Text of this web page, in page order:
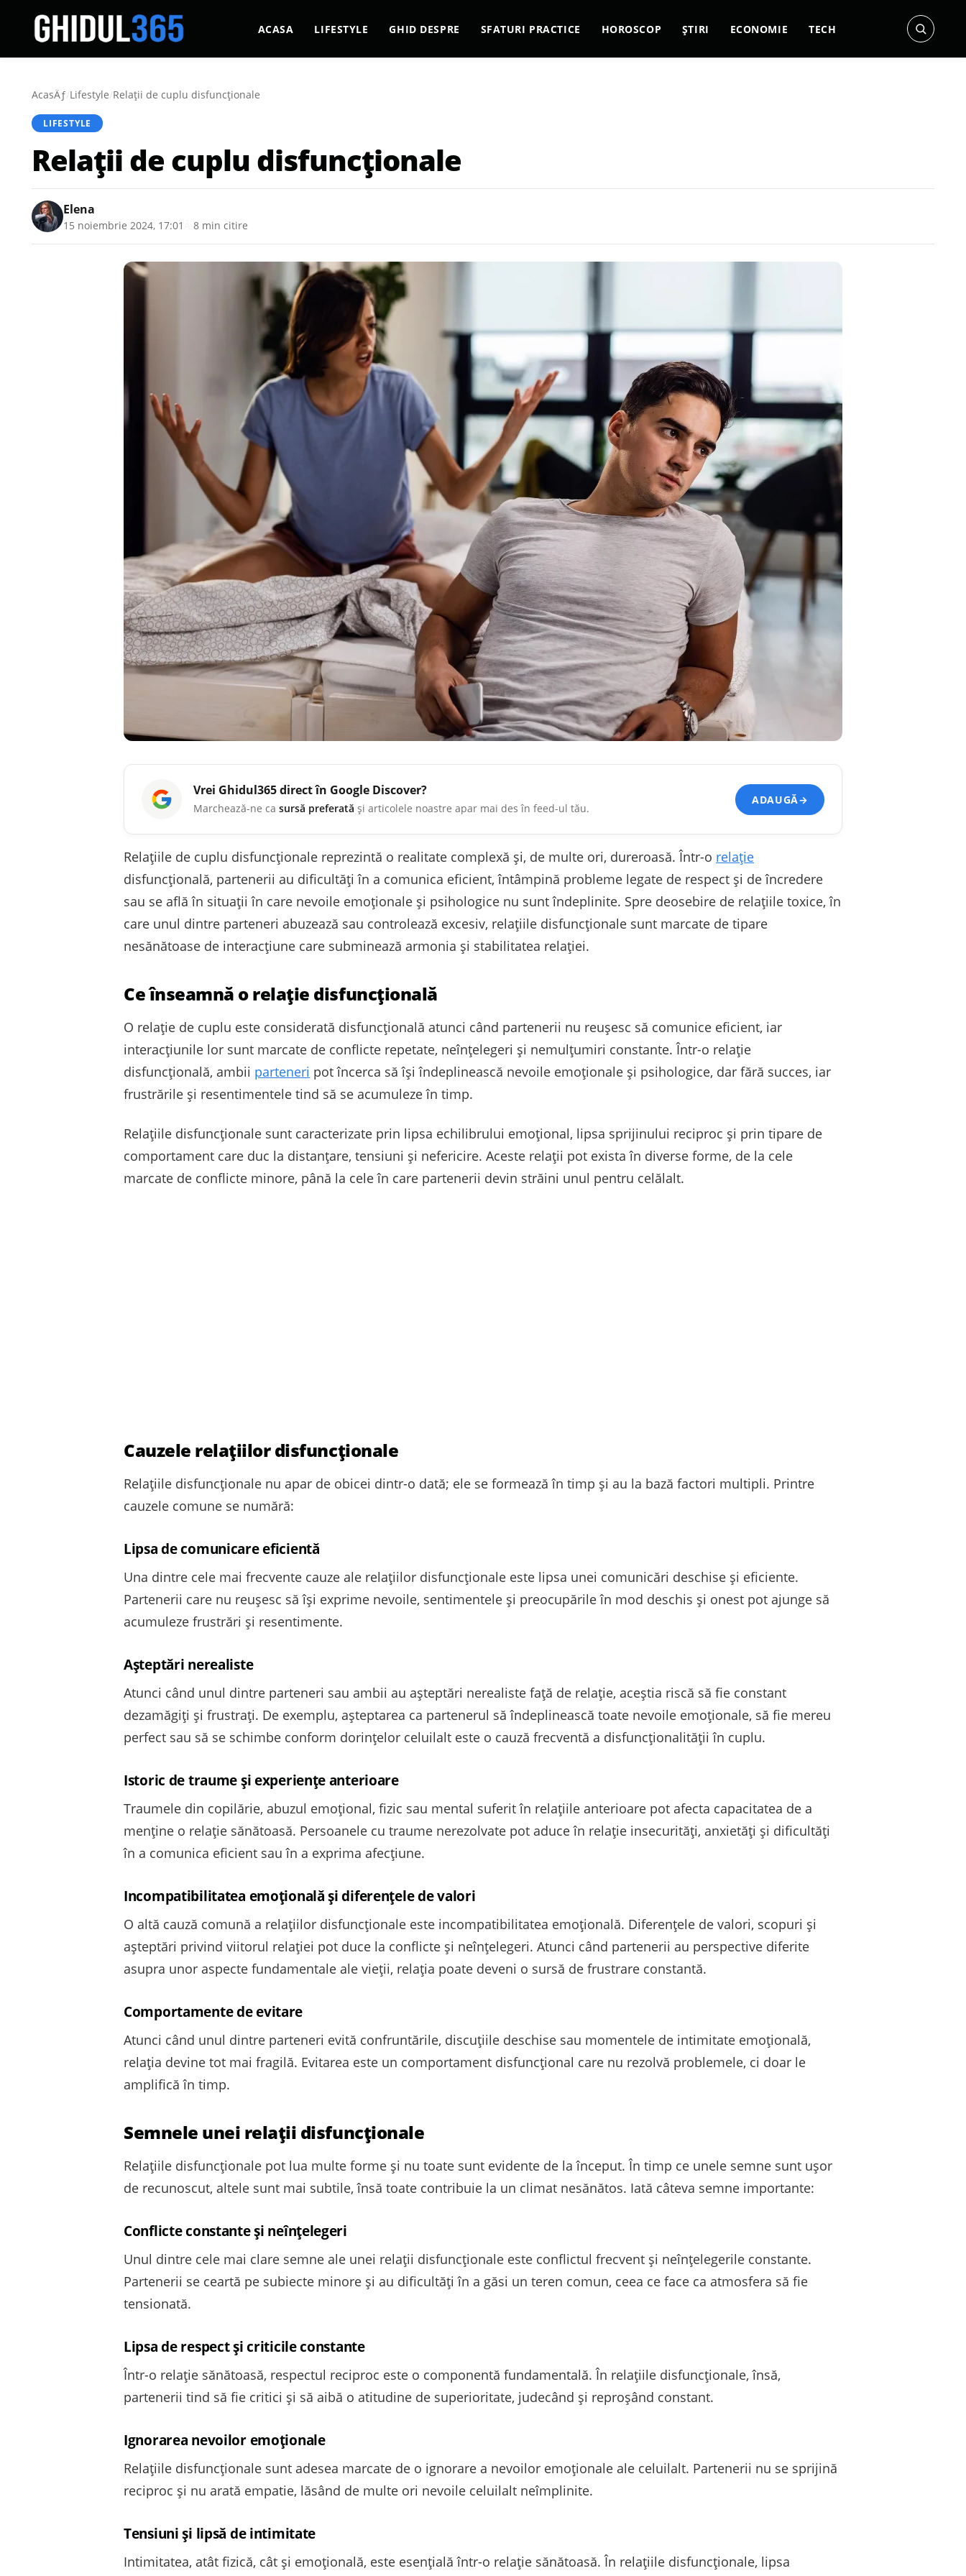
ACASA LIFESTYLE GHID DESPRE SFATURI PRACTICE HOROSCOP ȘTIRI ECONOMIE TECH
AcasÄƒ/Lifestyle/Relații de cuplu disfuncționale
LIFESTYLE
Relații de cuplu disfuncționale
Elena
15 noiembrie 2024, 17:01 8 min citire
Vrei Ghidul365direct în Google Discover?
Marchează-ne ca sursă preferată și articolele noastre apar mai des în feed-ul tău.
ADAUGĂ→
Relațiile de cuplu disfuncționale reprezintă o realitate complexă și, de multe ori, dureroasă. Într-o relație
disfuncțională, partenerii au dificultăți în a comunica eficient, întâmpină probleme legate de respect și de încredere
sau se află în situații în care nevoile emoționale și psihologice nu sunt îndeplinite. Spre deosebire de relațiile toxice, în
care unul dintre parteneri abuzează sau controlează excesiv, relațiile disfuncționale sunt marcate de tipare
nesănătoase de interacțiune care subminează armonia și stabilitatea relației.
Ce înseamnă o relație disfuncțională
O relație de cuplu este considerată disfuncțională atunci când partenerii nu reușesc să comunice eficient, iar
interacțiunile lor sunt marcate de conflicte repetate, neînțelegeri și nemulțumiri constante. Într-o relație
disfuncțională, ambii parteneri pot încerca să își îndeplinească nevoile emoționale și psihologice, dar fără succes, iar
frustrările și resentimentele tind să se acumuleze în timp.
Relațiile disfuncționale sunt caracterizate prin lipsa echilibrului emoțional, lipsa sprijinului reciproc și prin tipare de
comportament care duc la distanțare, tensiuni și nefericire. Aceste relații pot exista în diverse forme, de la cele
marcate de conflicte minore, până la cele în care partenerii devin străini unul pentru celălalt.
Cauzele relațiilor disfuncționale
Relațiile disfuncționale nu apar de obicei dintr-o dată; ele se formează în timp și au la bază factori multipli. Printre
cauzele comune se numără:
Lipsa de comunicare eficientă
Una dintre cele mai frecvente cauze ale relațiilor disfuncționale este lipsa unei comunicări deschise și eficiente.
Partenerii care nu reușesc să își exprime nevoile, sentimentele și preocupările în mod deschis și onest pot ajunge să
acumuleze frustrări și resentimente.
Așteptări nerealiste
Atunci când unul dintre parteneri sau ambii au așteptări nerealiste față de relație, aceștia riscă să fie constant
dezamăgiți și frustrați. De exemplu, așteptarea ca partenerul să îndeplinească toate nevoile emoționale, să fie mereu
perfect sau să se schimbe conform dorințelor celuilalt este o cauză frecventă a disfuncționalității în cuplu.
Istoric de traume și experiențe anterioare
Traumele din copilărie, abuzul emoțional, fizic sau mental suferit în relațiile anterioare pot afecta capacitatea de a
menține o relație sănătoasă. Persoanele cu traume nerezolvate pot aduce în relație insecurități, anxietăți și dificultăți
în a comunica eficient sau în a exprima afecțiune.
Incompatibilitatea emoțională și diferențele de valori
O altă cauză comună a relațiilor disfuncționale este incompatibilitatea emoțională. Diferențele de valori, scopuri și
așteptări privind viitorul relației pot duce la conflicte și neînțelegeri. Atunci când partenerii au perspective diferite
asupra unor aspecte fundamentale ale vieții, relația poate deveni o sursă de frustrare constantă.
Comportamente de evitare
Atunci când unul dintre parteneri evită confruntările, discuțiile deschise sau momentele de intimitate emoțională,
relația devine tot mai fragilă. Evitarea este un comportament disfuncțional care nu rezolvă problemele, ci doar le
amplifică în timp.
Semnele unei relații disfuncționale
Relațiile disfuncționale pot lua multe forme și nu toate sunt evidente de la început. În timp ce unele semne sunt ușor
de recunoscut, altele sunt mai subtile, însă toate contribuie la un climat nesănătos. Iată câteva semne importante:
Conflicte constante și neînțelegeri
Unul dintre cele mai clare semne ale unei relații disfuncționale este conflictul frecvent și neînțelegerile constante.
Partenerii se ceartă pe subiecte minore și au dificultăți în a găsi un teren comun, ceea ce face ca atmosfera să fie
tensionată.
Lipsa de respect și criticile constante
Într-o relație sănătoasă, respectul reciproc este o componentă fundamentală. În relațiile disfuncționale, însă,
partenerii tind să fie critici și să aibă o atitudine de superioritate, judecând și reproșând constant.
Ignorarea nevoilor emoționale
Relațiile disfuncționale sunt adesea marcate de o ignorare a nevoilor emoționale ale celuilalt. Partenerii nu se sprijină
reciproc și nu arată empatie, lăsând de multe ori nevoile celuilalt neîmplinite.
Tensiuni și lipsă de intimitate
Intimitatea, atât fizică, cât și emoțională, este esențială într-o relație sănătoasă. În relațiile disfuncționale, lipsa